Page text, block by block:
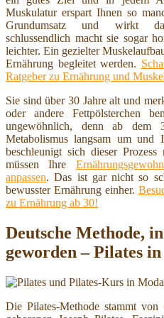
Muskulatur erspart Ihnen so
Grundumsatz und wirkt
schlussendlich macht sie sogar
leichter. Ein gezielter
Ernährung begleitet werden.
Ratgeber zu Ernährung und
Sie sind über 30 Jahre alt und
oder andere Fettpölsterchen
ungewöhnlich, denn ab dem
Metabolismus langsam um
beschleunigt sich dieser
müssen Ihre
anpassen. Das ist gar nicht so
bewusster Ernährung einher.
zu Ernährung ab 30!
Deutsche Methode,
geworden – Pilates
Die Pilates-Methode stammt